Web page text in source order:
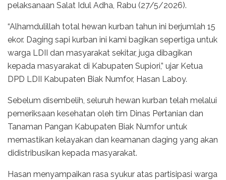
pelaksanaan Salat Idul Adha, Rabu (27/5/2026).
“Alhamdulillah total hewan kurban tahun ini berjumlah 15
ekor. Daging sapi kurban ini kami bagikan sepertiga untuk
warga LDII dan masyarakat sekitar, juga dibagikan
kepada masyarakat di Kabupaten Supiori,” ujar Ketua
DPD LDII Kabupaten Biak Numfor, Hasan Laboy.
Sebelum disembelih, seluruh hewan kurban telah melalui
pemeriksaan kesehatan oleh tim Dinas Pertanian dan
Tanaman Pangan Kabupaten Biak Numfor untuk
memastikan kelayakan dan keamanan daging yang akan
didistribusikan kepada masyarakat.
Hasan menyampaikan rasa syukur atas partisipasi warga